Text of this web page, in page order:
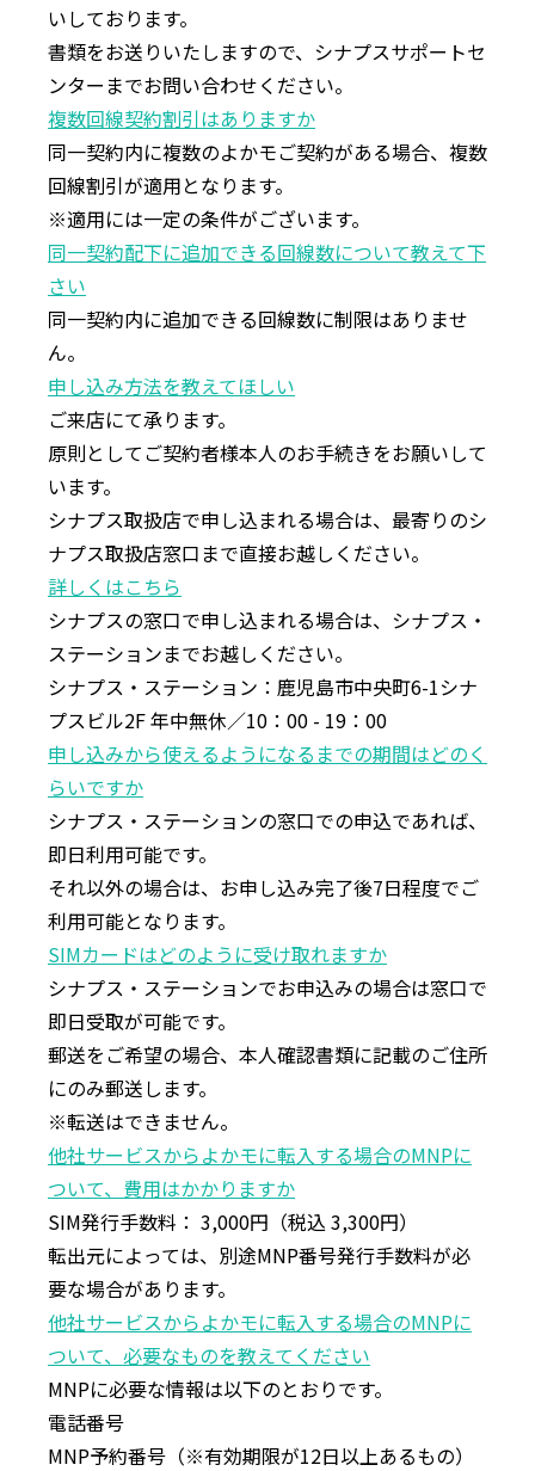
いしております。
書類をお送りいたしますので、シナプスサポートセ
ンターまでお問い合わせください。
複数回線契約割引はありますか
同⼀契約内に複数のよかモご契約がある場合、複数
回線割引が適⽤となります。
※適⽤には⼀定の条件がございます。
同⼀契約配下に追加できる回線数について教えて下
さい
同⼀契約内に追加できる回線数に制限はありませ
ん。
申し込み⽅法を教えてほしい
ご来店にて承ります。
原則としてご契約者様本⼈のお⼿続きをお願いして
います。
シナプス取扱店で申し込まれる場合は、最寄りのシ
ナプス取扱店窓⼝まで直接お越しください。
詳しくはこちら
シナプスの窓⼝で申し込まれる場合は、シナプス・
ステーションまでお越しください。
シナプス・ステーション：⿅児島市中央町6-1シナ
プスビル2F 年中無休∕10：00 - 19：00
申し込みから使えるようになるまでの期間はどのく
らいですか
シナプス・ステーションの窓⼝での申込であれば、
即⽇利⽤可能です。
それ以外の場合は、お申し込み完了後7⽇程度でご
利⽤可能となります。
SIMカードはどのように受け取れますか
シナプス・ステーションでお申込みの場合は窓⼝で
即⽇受取が可能です。
郵送をご希望の場合、本⼈確認書類に記載のご住所
にのみ郵送します。
※転送はできません。
他社サービスからよかモに転⼊する場合のMNPに
ついて、費⽤はかかりますか
SIM発⾏⼿数料： 3,000円（税込 3,300円）
転出元によっては、別途MNP番号発⾏⼿数料が必
要な場合があります。
他社サービスからよかモに転⼊する場合のMNPに
ついて、必要なものを教えてください
MNPに必要な情報は以下のとおりです。
電話番号
MNP予約番号（※有効期限が12⽇以上あるもの）